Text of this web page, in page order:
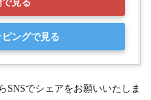
見る
ングで見る
SNSでシェアをお願いいたしま